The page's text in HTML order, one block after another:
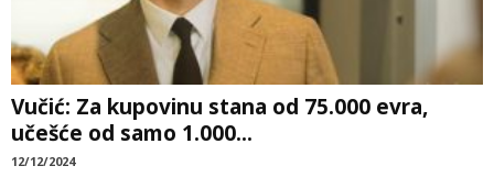
Vučić: Za kupovinu stana od 75.000 evra,
učešće od samo 1.000...
12/12/2024